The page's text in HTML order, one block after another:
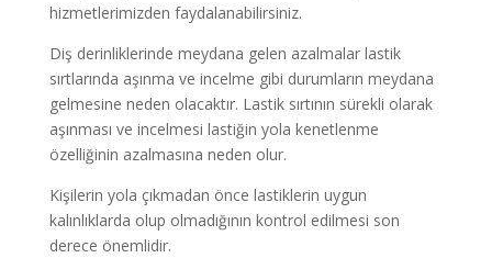
hizmetlerimizden faydalanabilirsiniz.
Diş derinliklerinde meydana gelen azalmalar lastik
sırtlarında aşınma ve incelme gibi durumların meydana
gelmesine neden olacaktır. Lastik sırtının sürekli olarak
aşınması ve incelmesi lastiğin yola kenetlenme
özelliğinin azalmasına neden olur.
Kişilerin yola çıkmadan önce lastiklerin uygun
kalınlıklarda olup olmadığının kontrol edilmesi son
derece önemlidir.